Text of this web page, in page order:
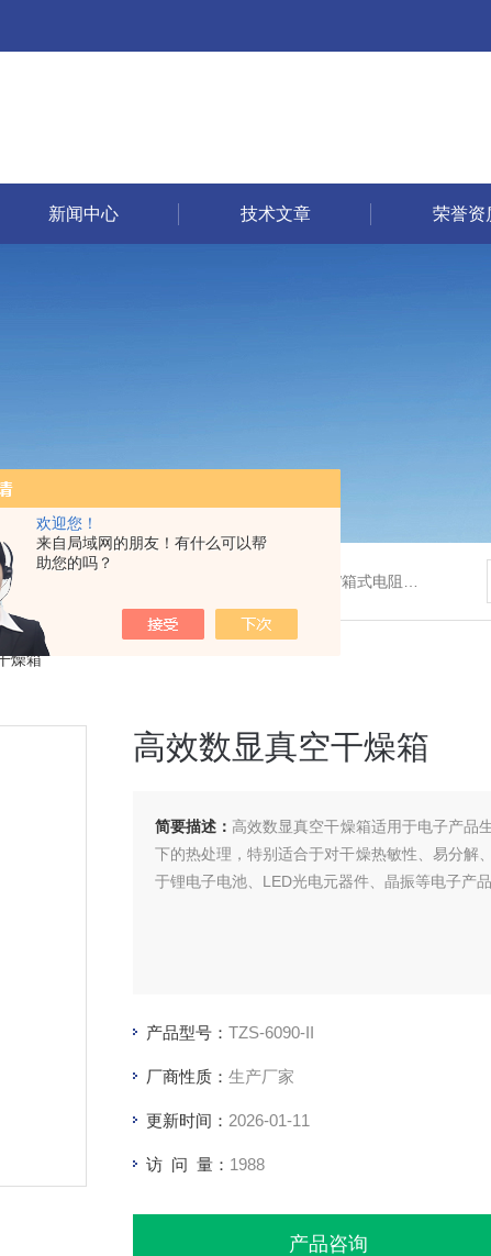
欢迎您！
来自局域网的朋友！有什么可以帮
助您的吗？
新闻中心 技术文章 荣誉资
/箱式电阻炉/陶瓷纤维马弗炉/高温马弗炉/管式炉/气氛炉/试验箱/摇床/振荡器/水槽/水浴锅等
燥箱
高效数显真空干燥箱
简要描述： 高效数显真空干燥箱适用于电子产品
下的热处理，特别适合于对干燥热敏性、易分解
于锂电子电池、LED光电元器件、晶振等电子产
产品型号： TZS-6090-II
厂商性质： 生产厂家
更新时间： 2026-01-11
访 问 量： 1988
产品咨询